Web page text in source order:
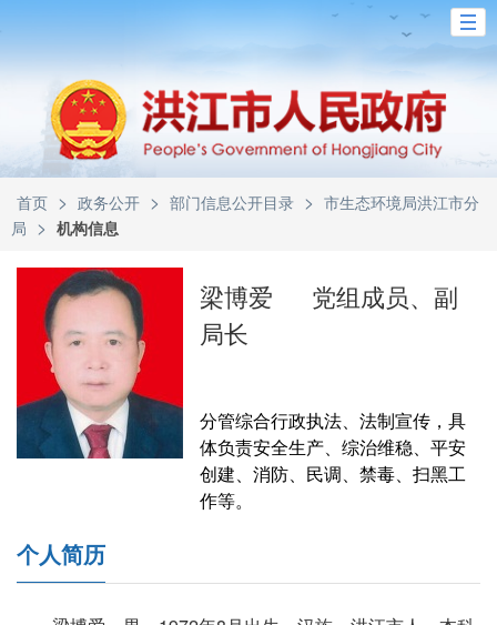
首页 > 政务公开 > 部门信息公开目录 > 市生态环境局洪江市分
局 > 机构信息
梁博爱
党组成员、副
局长
分管综合行政执法、法制宣传，具
体负责安全生产、综治维稳、平安
创建、消防、民调、禁毒、扫黑工
作等。
个人简历